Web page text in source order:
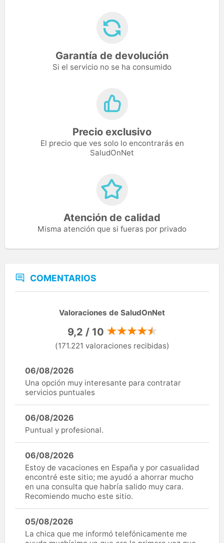
Garantía de devolución
Si el servicio no se ha consumido
Precio exclusivo
El precio que ves solo lo encontrarás en
SaludOnNet
Atención de calidad
Misma atención que si fueras por privado
COMENTARIOS
Valoraciones de SaludOnNet
9,2 / 10
(171.221 valoraciones recibidas)
06/08/2026
Una opción muy interesante para contratar
servicios puntuales
06/08/2026
Puntual y profesional.
06/08/2026
Estoy de vacaciones en España y por casualidad
encontré este sitio; me ayudó a ahorrar mucho
en una consulta que habría salido muy cara.
Recomiendo mucho este sitio.
05/08/2026
La chica que me informó telefónicamente me